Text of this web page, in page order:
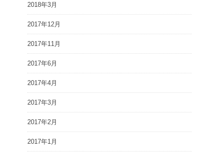
2018年3月
2017年12月
2017年11月
2017年6月
2017年4月
2017年3月
2017年2月
2017年1月